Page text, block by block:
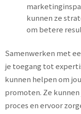
kunnen ze
om betere
Samenwerken met
je toegang tot
kunnen helpen om
promoten. Ze
proces en ervoor